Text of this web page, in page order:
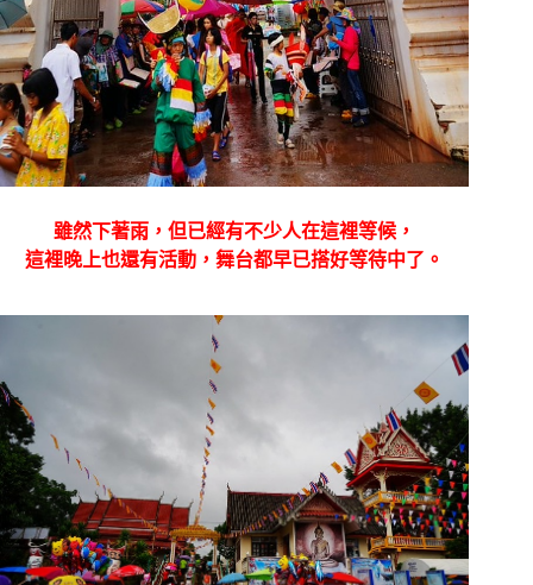
雖然下著雨，但已經有不少人在這裡等候，
這裡晚上也還有活動，舞台都早已搭好等待中了。